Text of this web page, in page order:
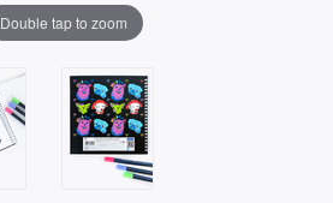
Double tap to zoom